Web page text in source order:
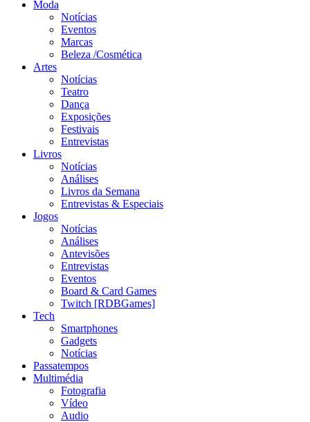
Moda
Notícias
Eventos
Marcas
Beleza /Cosmética
Artes
Notícias
Teatro
Dança
Exposições
Festivais
Entrevistas
Livros
Notícias
Análises
Livros da Semana
Entrevistas & Especiais
Jogos
Notícias
Análises
Antevisões
Entrevistas
Eventos
Board & Card Games
Twitch [RDBGames]
Tech
Smartphones
Gadgets
Notícias
Passatempos
Multimédia
Fotografia
Vídeo
Audio